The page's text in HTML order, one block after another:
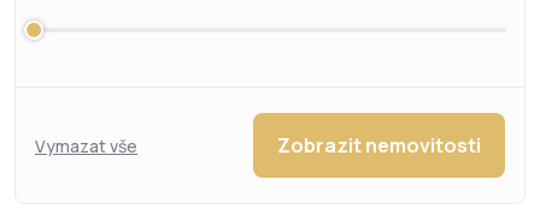
Vymazat vše Zobrazit nemovitosti